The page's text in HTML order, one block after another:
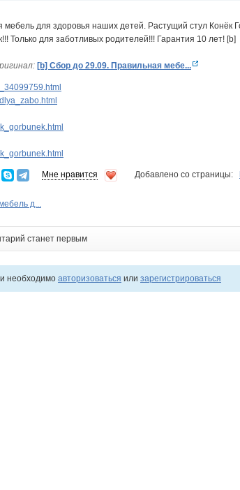
[b] Сбор до 29.09. Правильная мебе...
Мне нравится Добавлено со страницы:
д...
станет первым
необходимо авторизоваться или зарегистрироваться